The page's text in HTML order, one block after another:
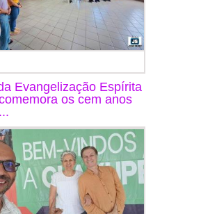
Evangelização Espírita
os cem anos